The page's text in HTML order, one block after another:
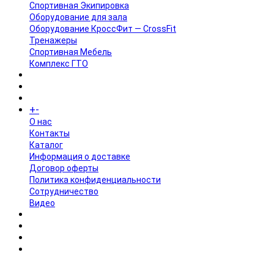
Спортивная Экипировка
Оборудование для зала
Оборудование КроссФит — CrossFit
Тренажеры
Спортивная Мебель
Комплекс ГТО
+-
O нас
Контакты
Каталог
Информация о доставке
Договор оферты
Политика конфиденциальности
Сотрудничество
Видео